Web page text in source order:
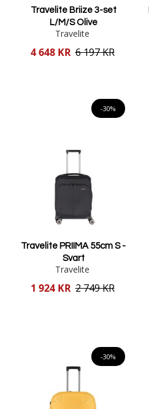
Travelite Briize 3-set
L/M/S Olive
Travelite
Reducerat
4 648 KR 6 197 KR
-30%
Travelite PRIIMA 55cm S -
Svart
Travelite
Reducerat
1 924 KR 2 749 KR
-30%